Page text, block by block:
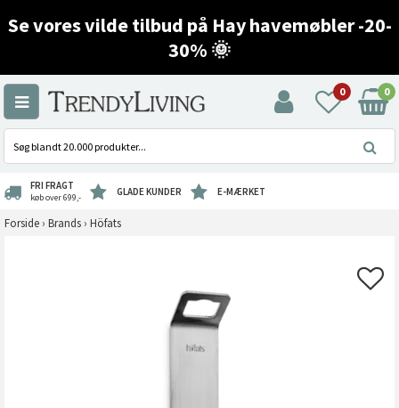
Se vores vilde tilbud på Hay havemøbler -20-
30% 🌞
0 0
FRI FRAGT
køb over 699,- GLADE KUNDER E-MÆRKET
Forside › Brands › Höfats